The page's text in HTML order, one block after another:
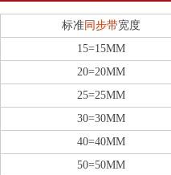
标准 同步带宽度
15=15MM
20=20MM
25=25MM
30=30MM
40=40MM
50=50MM